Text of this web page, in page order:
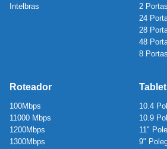
Intelbras
2 Portas
24
28
48
8 Portas
Roteador
100Mbps
11000 Mbps
1200Mbps
1300Mbps
Tablet
10.4
10.9
11"
9"